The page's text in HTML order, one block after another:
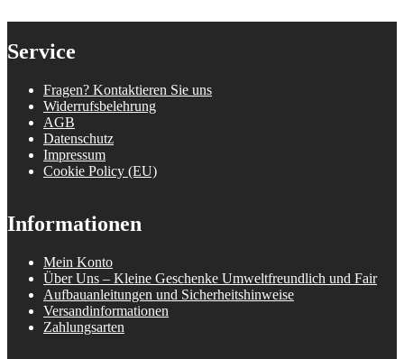
Service
Fragen? Kontaktieren Sie uns
Widerrufsbelehrung
AGB
Datenschutz
Impressum
Cookie Policy (EU)
Informationen
Mein Konto
Über Uns – Kleine Geschenke Umweltfreundlich und Fair
Aufbauanleitungen und Sicherheitshinweise
Versandinformationen
Zahlungsarten